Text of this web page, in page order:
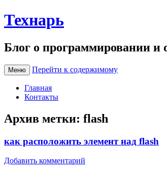
Технарь
Блог о программировании и
Меню Перейти к содержимому
Главная
Контакты
Архив метки: flash
как расположить элемент над flash
Добавить комментарий